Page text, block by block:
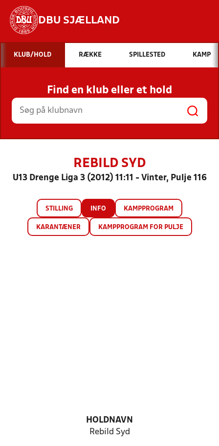
DBU SJÆLLAND
Hvad vil du søge efter?
INDHOLD OG NYHEDER
STILLINGER, RESULTATER, KLUBBER OG
HOLD
KLUB/HOLD RÆKKE SPILLESTED KAMP
Find en klub eller et hold
REBILD SYD
U13 Drenge Liga 3 (2012) 11:11 - Vinter, Pulje 116
STILLING INFO KAMPPROGRAM
KARANTÆNER KAMPPROGRAM FOR PULJE
HOLDNAVN
Rebild Syd